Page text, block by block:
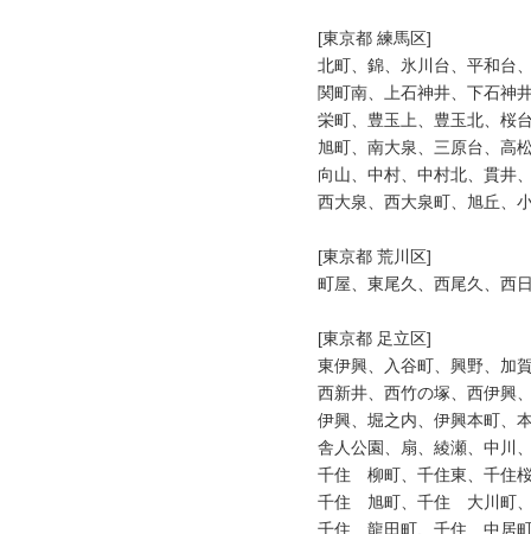
[東京都 練馬区]
北町、錦、氷川台、平和台
関町南、上石神井、下石神
栄町、豊玉上、豊玉北、桜
旭町、南大泉、三原台、高
向山、中村、中村北、貫井
西大泉、西大泉町、旭丘、
[東京都 荒川区]
町屋、東尾久、西尾久、西
[東京都 足立区]
東伊興、入谷町、興野、加
西新井、西竹の塚、西伊興
伊興、堀之内、伊興本町、
舎人公園、扇、綾瀬、中川
千住　柳町、千住東、千住
千住　旭町、千住　大川町
千住　龍田町、千住　中居